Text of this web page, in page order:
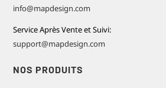
info@mapdesign.com
Service Après Vente et Suivi:
support@mapdesign.com
NOS PRODUITS